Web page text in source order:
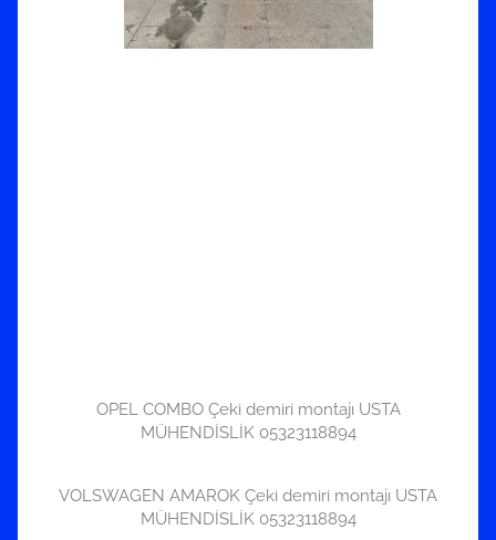
OPEL COMBO Çeki demiri montajı USTA
MÜHENDİSLİK 05323118894
VOLSWAGEN AMAROK Çeki demiri montajı USTA
MÜHENDİSLİK 05323118894